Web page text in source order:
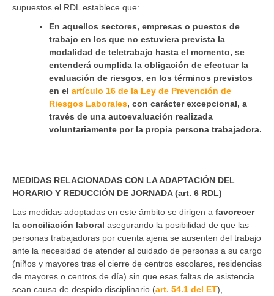
supuestos el RDL establece que:
En aquellos sectores, empresas o puestos de
trabajo en los que no estuviera prevista la
modalidad de teletrabajo hasta el momento, se
entenderá cumplida la obligación de efectuar la
evaluación de riesgos, en los términos previstos
en el artículo 16 de la Ley de Prevención de
Riesgos Laborales, con carácter excepcional, a
través de una autoevaluación realizada
voluntariamente por la propia persona trabajadora.
MEDIDAS RELACIONADAS CON LA ADAPTACIÓN DEL
HORARIO Y REDUCCIÓN DE JORNADA (art. 6 RDL)
Las medidas adoptadas en este ámbito se dirigen a favorecer
la conciliación laboral asegurando la posibilidad de que las
personas trabajadoras por cuenta ajena se ausenten del trabajo
ante la necesidad de atender al cuidado de personas a su cargo
(niños y mayores tras el cierre de centros escolares, residencias
de mayores o centros de día) sin que esas faltas de asistencia
sean causa de despido disciplinario (art. 54.1 del ET),